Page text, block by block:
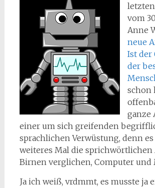
vom
Anne
neue
Ist der
der
schon
ganze
einer um sich greifenden
sprachlichen Verwüstung, denn
weiteres Mal die
Birnen verglichen, Computer und
Ja ich weiß, vrdmmt, es musste ja